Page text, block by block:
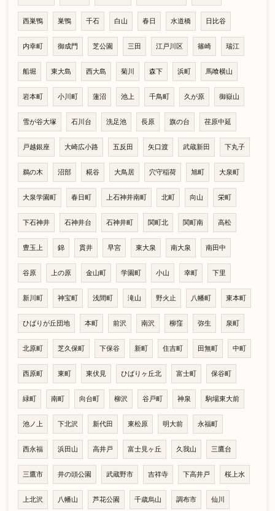
西巣鴨 巣鴨 千石 白山 春日 水道橋 日比谷
内幸町 御成門 芝公園 三田 江戸川区 篠崎 瑞江
船堀 東大島 西大島 菊川 森下 浜町 馬喰横山
岩本町 小川町 蓮沼 池上 千鳥町 久が原 御嶽山
雪が谷大塚 石川台 洗足池 長原 旗の台 荏原中延
戸越銀座 大崎広小路 五反田 矢口渡 武蔵新田 下丸子
鵜の木 沼部 糀谷 大鳥居 穴守稲荷 旭町 大泉町
大泉学園町 春日町 上石神井南町 北町 向山 栄町
下石神井 石神井台 石神井町 関町北 関町南 高松
豊玉上 錦 貫井 早宮 東大泉 南大泉 南田中
谷原 上の原 金山町 学園町 小山 幸町 下里
新川町 神宝町 浅間町 滝山 野火止 八幡町 東本町
ひばりが丘団地 本町 前沢 南沢 柳窪 弥生 泉町
北原町 芝久保町 下保谷 新町 住吉町 田無町 中町
西原町 東町 東伏見 ひばりヶ丘北 富士町 保谷町
緑町 南町 向台町 柳沢 谷戸町 神泉 駒場東大前
池ノ上 下北沢 新代田 東松原 明大前 永福町
西永福 浜田山 高井戸 富士見ヶ丘 久我山 三鷹台
三鷹市 井の頭公園 武蔵野市 吉祥寺 下高井戸 桜上水
上北沢 八幡山 芦花公園 千歳烏山 調布市 仙川